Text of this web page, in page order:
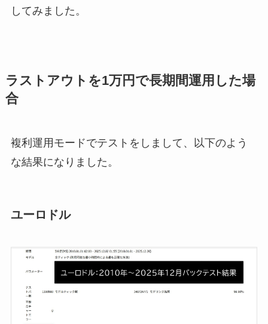
してみました。
ラストアウトを1万円で長期間運用した場
合
複利運用モードでテストをしまして、以下のよう
な結果になりました。
ユーロドル